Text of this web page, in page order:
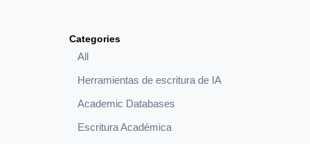
Categories
All
Herramientas de escritura de IA
Academic Databases
Escritura Académica